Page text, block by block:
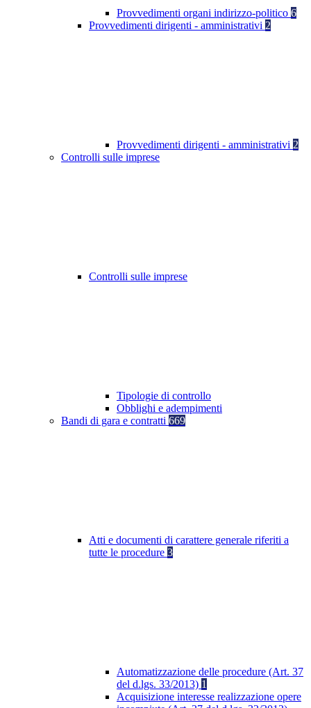
Provvedimenti organi indirizzo-politico 6
Provvedimenti dirigenti - amministrativi 2
Provvedimenti dirigenti - amministrativi 2
Controlli sulle imprese
Controlli sulle imprese
Tipologie di controllo
Obblighi e adempimenti
Bandi di gara e contratti 669
Atti e documenti di carattere generale riferiti a
tutte le procedure 3
Automatizzazione delle procedure (Art. 37
del d.lgs. 33/2013) 1
Acquisizione interesse realizzazione opere